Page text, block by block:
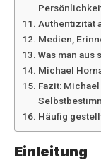
Authentizität
Medien,
Was man aus
Michael
Fazit:
Häufig
Einleitung